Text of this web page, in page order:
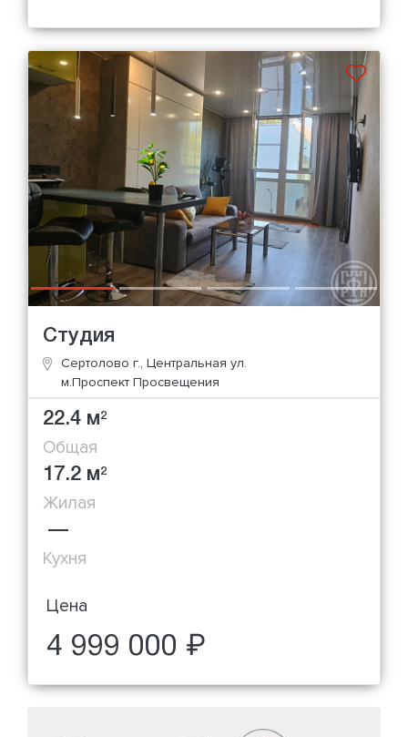
Студия
Сертолово г., Центральная ул.
м.Проспект Просвещения
22.4 м2
Общая
17.2 м2
Жилая
—
Кухня
Цена
4 999 000 ₽